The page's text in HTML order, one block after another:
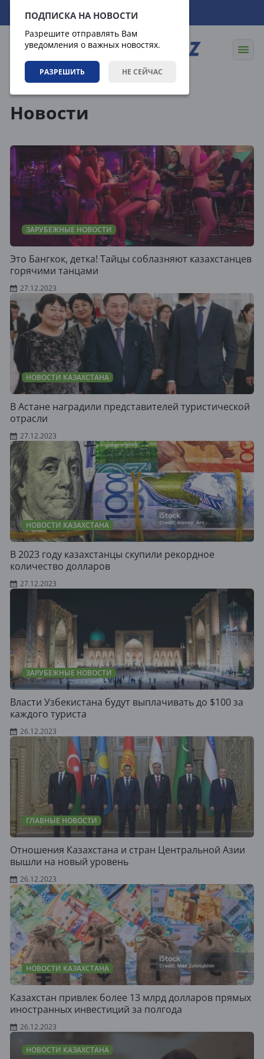
ПОДПИСКА НА НОВОСТИ
Разрешите отправлять Вам
уведомления о важных новостях.
РАЗРЕШИТЬ НЕ СЕЙЧАС
08.08.2026 12:15:47
Новости
ЗАРУБЕЖНЫЕ НОВОСТИ
Это Бангкок, детка! Тайцы соблазняют казахстанцев
горячими танцами
27.12.2023
НОВОСТИ КАЗАХСТАНА
В Астане наградили представителей туристической
отрасли
27.12.2023
НОВОСТИ КАЗАХСТАНА
В 2023 году казахстанцы скупили рекордное
количество долларов
27.12.2023
ЗАРУБЕЖНЫЕ НОВОСТИ
Власти Узбекистана будут выплачивать до $100 за
каждого туриста
26.12.2023
ГЛАВНЫЕ НОВОСТИ
Отношения Казахстана и стран Центральной Азии
вышли на новый уровень
26.12.2023
НОВОСТИ КАЗАХСТАНА
Казахстан привлек более 13 млрд долларов прямых
иностранных инвестиций за полгода
26.12.2023
НОВОСТИ КАЗАХСТАНА